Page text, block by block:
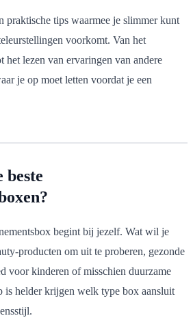
praktische tips waarmee je slimmer kunt
voorkomt. Van het
lezen van ervaringen van andere
je op moet letten voordat je een
beste
begint bij jezelf. Wat wil je
producten om uit te proberen, gezonde
voor kinderen of misschien duurzame
is helder krijgen welk type box aansluit